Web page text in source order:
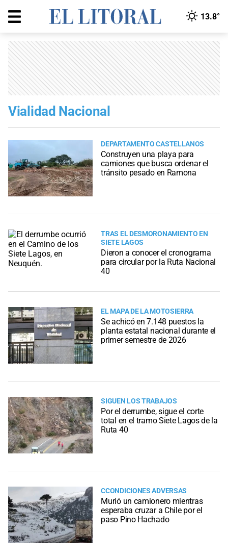
13.8°
Vialidad Nacional
DEPARTAMENTO CASTELLANOS
Construyen una playa para
camiones que busca ordenar el
tránsito pesado en Ramona
TRAS EL DESMORONAMIENTO EN
SIETE LAGOS
Dieron a conocer el cronograma
para circular por la Ruta Nacional
40
EL MAPA DE LA MOTOSIERRA
Se achicó en 7.148 puestos la
planta estatal nacional durante el
primer semestre de 2026
SIGUEN LOS TRABAJOS
Por el derrumbe, sigue el corte
total en el tramo Siete Lagos de la
Ruta 40
CCONDICIONES ADVERSAS
Murió un camionero mientras
esperaba cruzar a Chile por el
paso Pino Hachado